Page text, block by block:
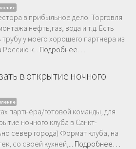
в прибыльное дело. Торговля
нефть,газ, вода и т.д. Есть
у моего хорошего партнера из
к... Подробнее…
в открытие ночного
партнёра/готовой команды, для
ночного клуба в Санкт-
север города) Формат клуба, на
со своей кухней,... Подробнее…